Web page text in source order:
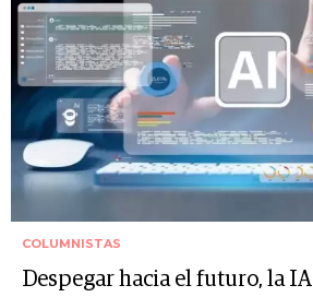
COLUMNISTAS
Despegar hacia el futuro, la